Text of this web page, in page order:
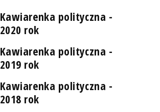
Kawiarenka polityczna -
2020 rok
Kawiarenka polityczna -
2019 rok
Kawiarenka polityczna -
2018 rok